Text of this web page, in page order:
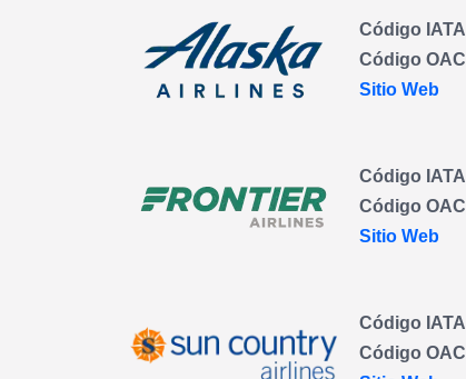
Código IATA
Código OACI
Sitio Web
Código IATA
Código OACI
Sitio Web
Código IATA
Código OACI